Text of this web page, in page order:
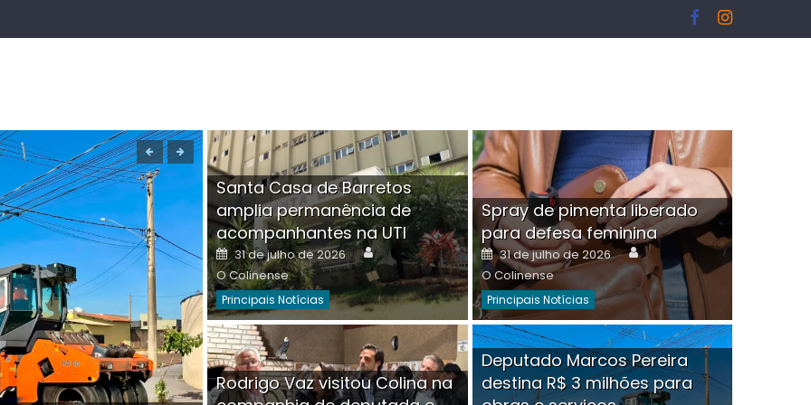
Boutique na Av. Ângelo Martins Tristão é
invadida por criminoso mascarado
Santa Casa de Barretos
amplia permanência de
acompanhantes na UTI
Posted
on
31 de julho de 2026 Author
O Colinense
Principais Notícias
Spray de pimenta liberado
para defesa feminina
Posted
on
31 de julho de 2026 Author
O Colinense
Principais Notícias
Rodrigo Vaz visitou Colina na
Deputado Marcos Pereira
destina R$ 3 milhões para